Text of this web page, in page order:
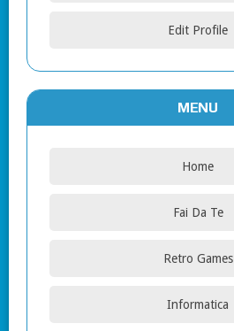
Edit Profile
MENU
Home
Fai Da Te
Retro Games
Informatica